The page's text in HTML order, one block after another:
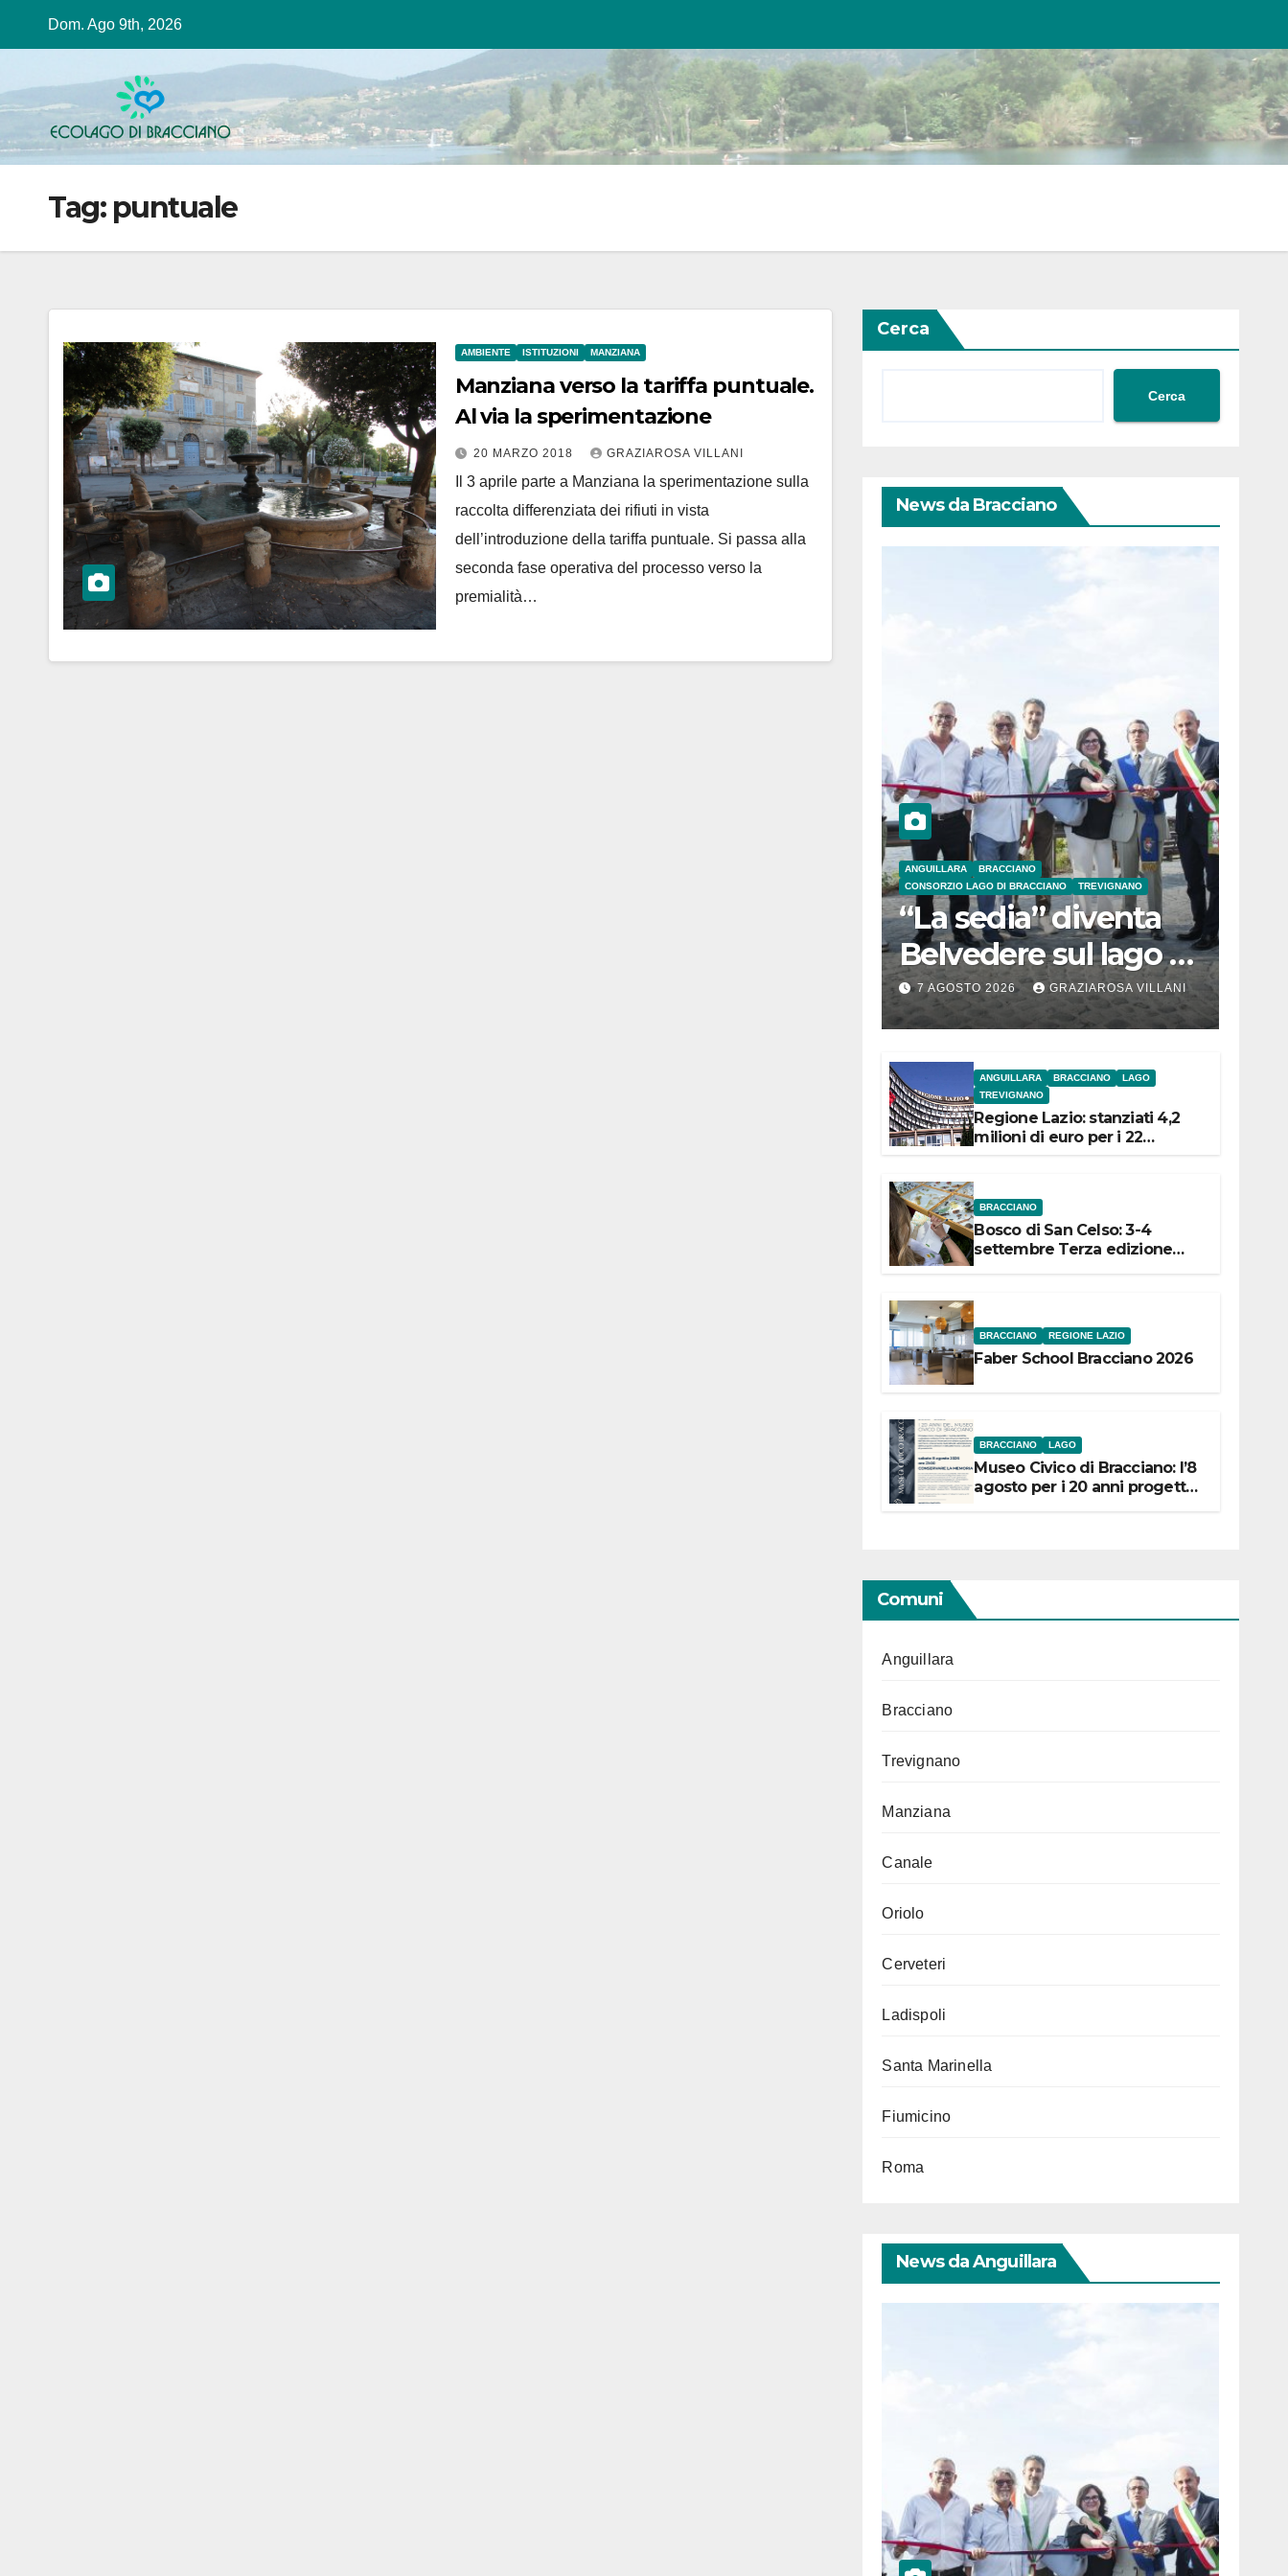
Dom. Ago 9th, 2026
Tag: puntuale
AMBIENTE ISTITUZIONI MANZIANA
Manziana verso la tariffa puntuale.
Al via la sperimentazione
20 MARZO 2018 GRAZIAROSA VILLANI
Il 3 aprile parte a Manziana la sperimentazione sulla
raccolta differenziata dei rifiuti in vista
dell’introduzione della tariffa puntuale. Si passa alla
seconda fase operativa del processo verso la
premialità…
Cerca
Cerca
News da Bracciano
ANGUILLARA
BRACCIANO
CONSORZIO LAGO DI BRACCIANO
TREVIGNANO
“La sedia” diventa
Belvedere sul lago di
Bracciano: ieri
l’inaugurazione
7 AGOSTO 2026 GRAZIAROSA VILLANI
ANGUILLARA BRACCIANO
LAGO
TREVIGNANO
Regione Lazio: stanziati 4,2
milioni di euro per i 22
BRACCIANO
Bosco di San Celso: 3-4
settembre Terza edizione
BRACCIANO REGIONE LAZIO
Faber School Bracciano 2026
BRACCIANO LAGO
Museo Civico di Bracciano: l’8
agosto per i 20 anni progetto
Comuni
Anguillara
Bracciano
Trevignano
Manziana
Canale
Oriolo
Cerveteri
Ladispoli
Santa Marinella
Fiumicino
Roma
News da Anguillara